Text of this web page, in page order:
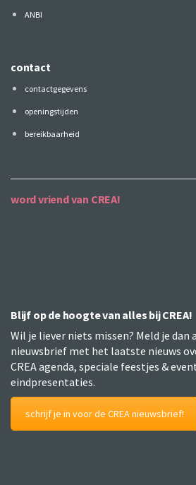
ANBI
contact
contactgegevens
openingstijden
bereikbaarheid
word vriend van CREA!
Blijf op de hoogte van alles bij CREA!
Wil je liever niets missen? Meld je dan
nieuwsbrief met het laatste nieuws
CREA agenda, speciale feestjes &
eindpresentaties.
schrijf je in voor de CREA nieuwsbrief!